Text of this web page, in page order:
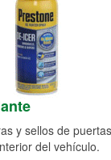
y sellos de
del vehículo.